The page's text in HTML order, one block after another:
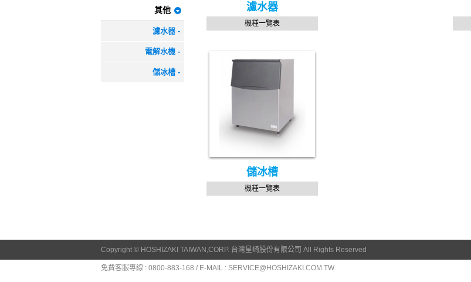
其他
濾水器 -
電解水機 -
儲冰槽 -
濾水器
機種一覽表
儲冰槽
機種一覽表
Copyright © HOSHIZAKI TAIWAN,CORP. 台灣星崎股份有限公司 All Rights Reserved
免費客服專線 : 0800-883-168 / E-MAIL : SERVICE@HOSHIZAKI.COM.TW